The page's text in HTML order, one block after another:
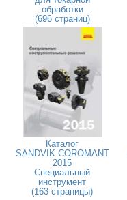
обработки
(696 страниц)
Каталог
SANDVIK COROMANT
2015
Специальный
инструмент
(163 страницы)